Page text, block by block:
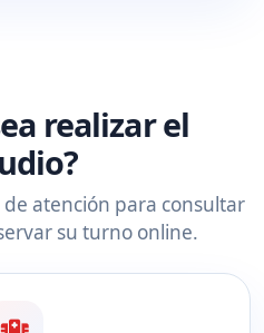
realizar el
atención para consultar
su turno online.